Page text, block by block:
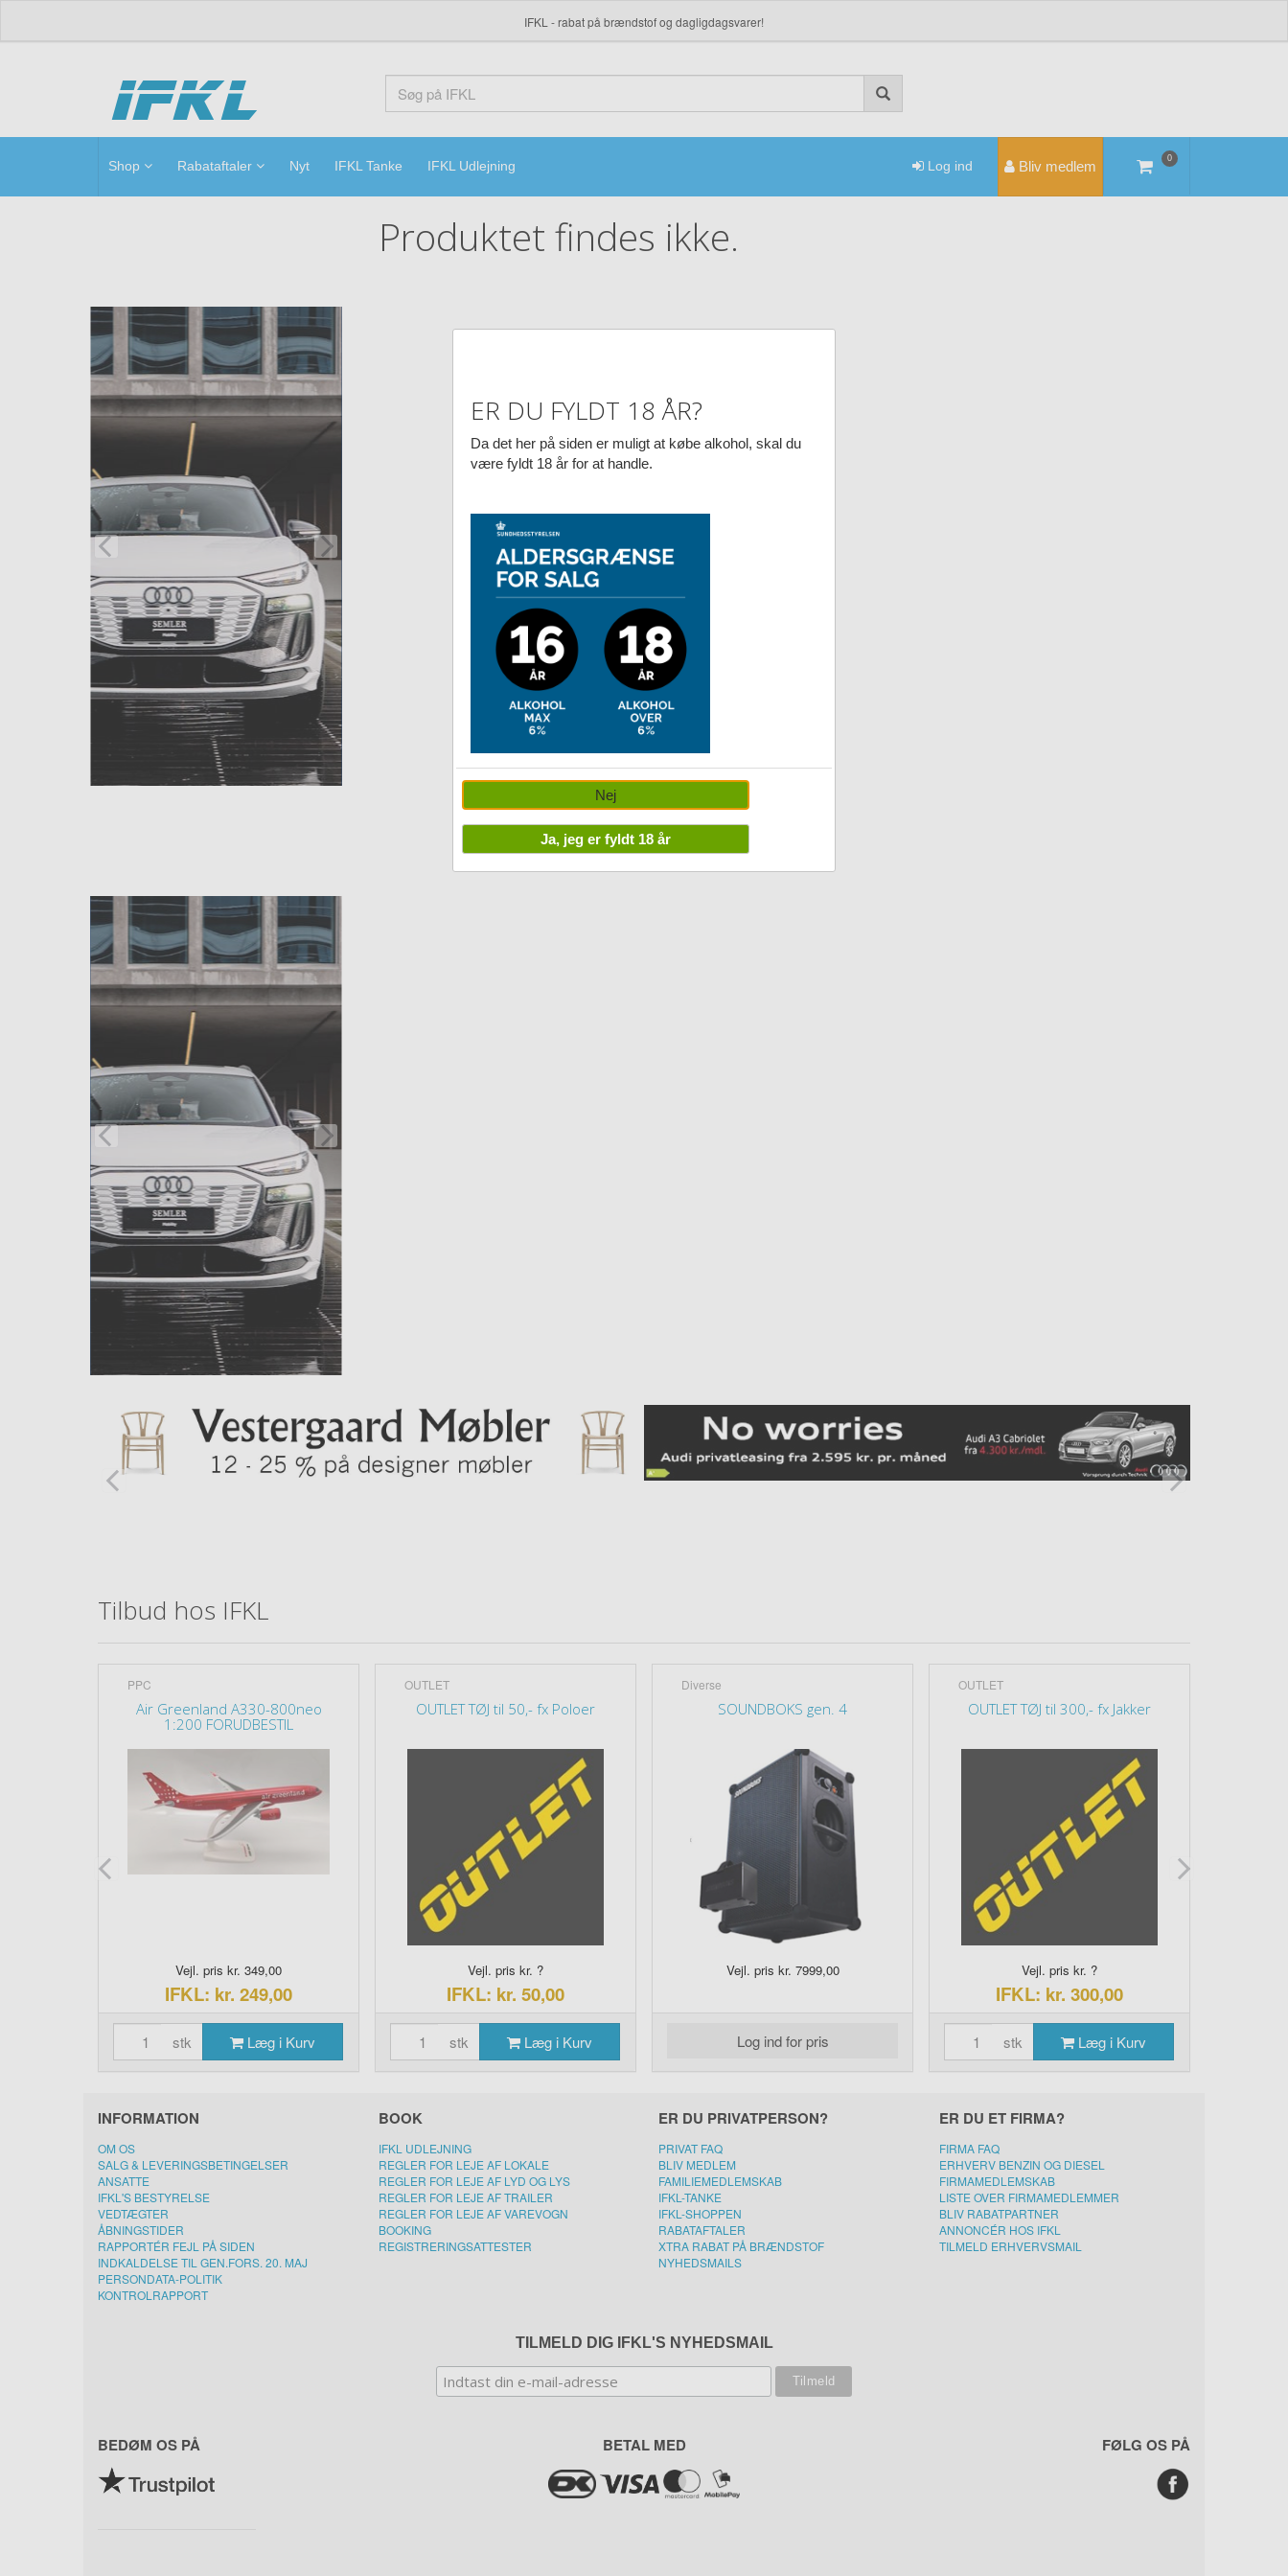
IFKL - rabat på brændstof og dagligdagsvarer!
ifkl
Shop Rabataftaler Nyt IFKL Tanke IFKL Udlejning 0
Bliv medlem
Log ind
Produktet findes ikke.
Tilbud hos IFKL
PPC
Air Greenland A330-800neo
1:200 FORUDBESTIL
Vejl. pris kr. 349,00
IFKL: kr. 249,00
stk Læg i Kurv
OUTLET
OUTLET TØJ til 50,- fx Poloer
Vejl. pris kr. ?
IFKL: kr. 50,00
stk Læg i Kurv
Diverse
SOUNDBOKS gen. 4
Vejl. pris kr. 7999,00
Log ind for pris
OUTLET
OUTLET TØJ til 300,- fx Jakker
Vejl. pris kr. ?
IFKL: kr. 300,00
stk Læg i Kurv
INFORMATION
OM OS
SALG & LEVERINGSBETINGELSER
ANSATTE
IFKL'S BESTYRELSE
VEDTÆGTER
ÅBNINGSTIDER
RAPPORTÉR FEJL PÅ SIDEN
INDKALDELSE TIL GEN.FORS. 20. MAJ
PERSONDATA-POLITIK
KONTROLRAPPORT
BOOK
IFKL UDLEJNING
REGLER FOR LEJE AF LOKALE
REGLER FOR LEJE AF LYD OG LYS
REGLER FOR LEJE AF TRAILER
REGLER FOR LEJE AF VAREVOGN
BOOKING
REGISTRERINGSATTESTER
ER DU PRIVATPERSON?
PRIVAT FAQ
BLIV MEDLEM
FAMILIEMEDLEMSKAB
IFKL-TANKE
IFKL-SHOPPEN
RABATAFTALER
XTRA RABAT PÅ BRÆNDSTOF
NYHEDSMAILS
ER DU ET FIRMA?
FIRMA FAQ
ERHVERV BENZIN OG DIESEL
FIRMAMEDLEMSKAB
LISTE OVER FIRMAMEDLEMMER
BLIV RABATPARTNER
ANNONCÉR HOS IFKL
TILMELD ERHVERVSMAIL
TILMELD DIG IFKL'S NYHEDSMAIL
BEDØM OS PÅ BETAL MED FØLG OS PÅ
ER DU FYLDT 18 ÅR?
Da det her på siden er muligt at købe alkohol, skal du
være fyldt 18 år for at handle.
Nej
Ja, jeg er fyldt 18 år